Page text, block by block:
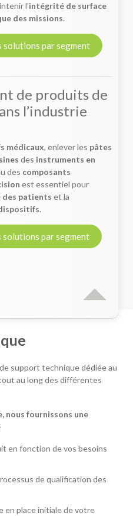
l’intégrité de surface
des missions.
solutions par segment
de produits de
l’industrie
médicaux, enlever les pâtes
des instruments en
des composants
est essentiel pour
des patients et la
.
solutions par segment
support technique dédiée au
au long des différentes
nous fournissons une
en fonction de vos besoins
de qualification des
en place initiale de votre